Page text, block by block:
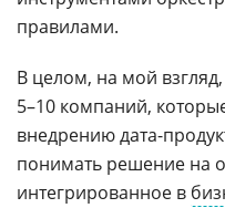
правилами.
В целом, на мой
5–10 компаний,
внедрению дата-
понимать решение на
интегрированное в